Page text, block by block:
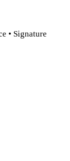
• Signature